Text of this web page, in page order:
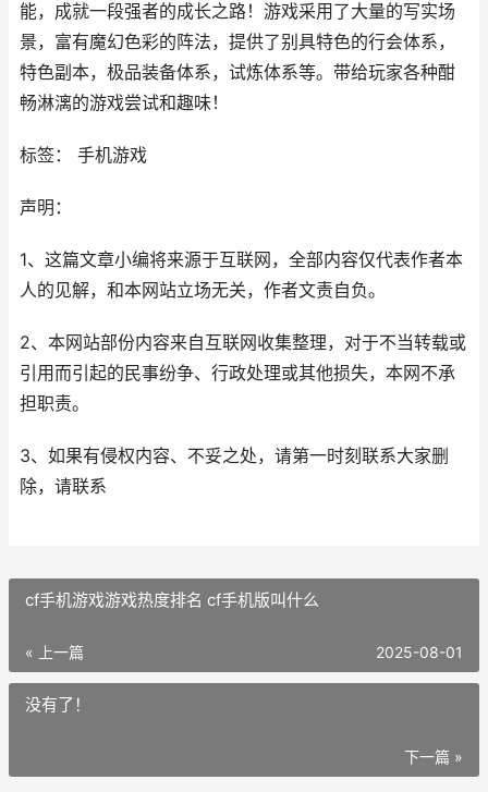
能，成就一段强者的成长之路！游戏采用了大量的写实场
景，富有魔幻色彩的阵法，提供了别具特色的行会体系，
特色副本，极品装备体系，试炼体系等。带给玩家各种酣
畅淋漓的游戏尝试和趣味！
标签： 手机游戏
声明：
1、这篇文章小编将来源于互联网，全部内容仅代表作者本
人的见解，和本网站立场无关，作者文责自负。
2、本网站部份内容来自互联网收集整理，对于不当转载或
引用而引起的民事纷争、行政处理或其他损失，本网不承
担职责。
3、如果有侵权内容、不妥之处，请第一时刻联系大家删
除，请联系
cf手机游戏游戏热度排名 cf手机版叫什么
« 上一篇 2025-08-01
没有了！
下一篇 »